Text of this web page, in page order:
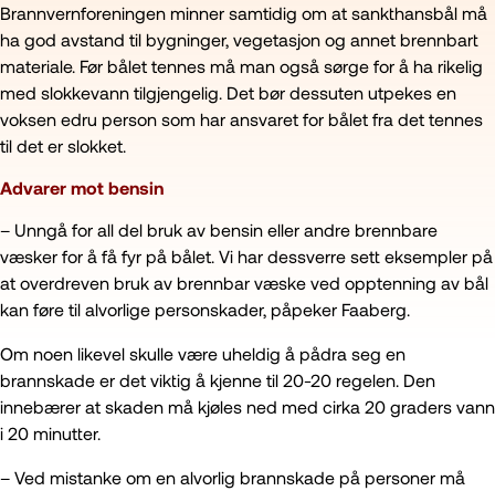
Brannvernforeningen minner samtidig om at sankthansbål må
ha god avstand til bygninger, vegetasjon og annet brennbart
materiale. Før bålet tennes må man også sørge for å ha rikelig
med slokkevann tilgjengelig. Det bør dessuten utpekes en
voksen edru person som har ansvaret for bålet fra det tennes
til det er slokket.
Advarer mot bensin
– Unngå for all del bruk av bensin eller andre brennbare
væsker for å få fyr på bålet. Vi har dessverre sett eksempler på
at overdreven bruk av brennbar væske ved opptenning av bål
kan føre til alvorlige personskader, påpeker Faaberg.
Om noen likevel skulle være uheldig å pådra seg en
brannskade er det viktig å kjenne til 20-20 regelen. Den
innebærer at skaden må kjøles ned med cirka 20 graders vann
i 20 minutter.
– Ved mistanke om en alvorlig brannskade på personer må